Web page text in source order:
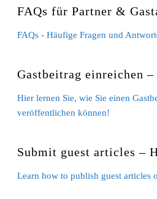
FAQs für Partner &
FAQs - Häufige Fragen und
Gastbeitrag einreichen
Hier lernen Sie, wie Sie einen
veröffentlichen können!
Submit guest articles –
Learn how to publish guest articles